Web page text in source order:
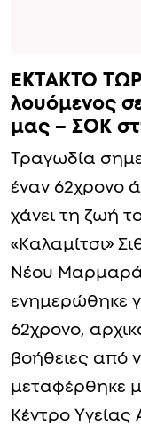
ΕΚΤΑΚΤΟ
λουόμενος
μας – ΣΟΚ
Τραγωδία
έναν 62χρονο
χάνει τη ζωή
«Καλαμίτσι»
Νέου Μαρμαρά
ενημερώθηκε
62χρονο,
βοήθειες από
μεταφέρθηκε
Κέντρο Υγείας